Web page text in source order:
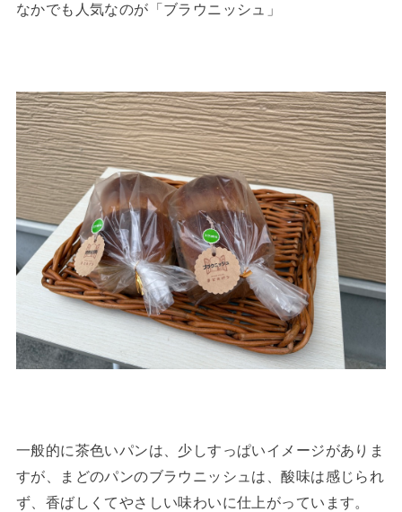
なかでも人気なのが「ブラウニッシュ」
一般的に茶色いパンは、少しすっぱいイメージがありま
すが、まどのパンのブラウニッシュは、酸味は感じられ
ず、香ばしくてやさしい味わいに仕上がっています。